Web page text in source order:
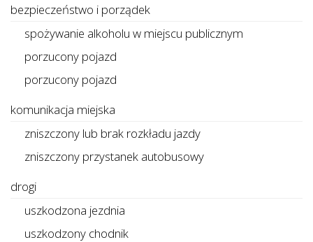
bezpieczeństwo i porządek
spożywanie alkoholu w miejscu publicznym
porzucony pojazd
porzucony pojazd
komunikacja miejska
zniszczony lub brak rozkładu jazdy
zniszczony przystanek autobusowy
drogi
uszkodzona jezdnia
uszkodzony chodnik